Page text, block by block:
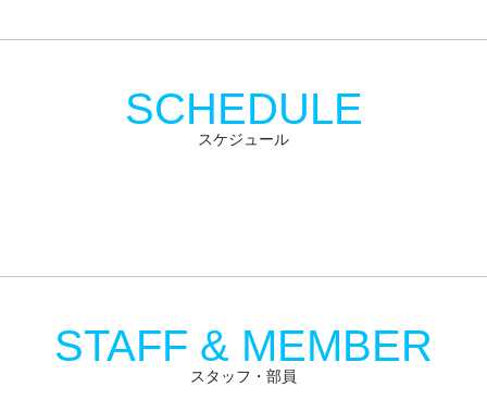
スケジュール
SCHEDULE
スタッフ・部員
STAFF & MEMBER